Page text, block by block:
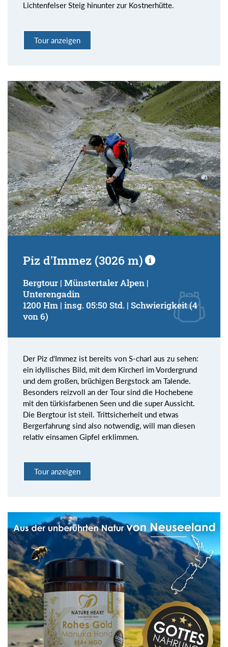
Lichtenfelser Steig hinunter zur Kostnerhütte.
Tour anzeigen
Piz d'Immez (3026 m)
Bergtour | Münstertaler Alpen |
Unterengadin
1200 Hm | insg. 05:50 Std. | Schwierigkeit (4
von 6)
Der Piz d'Immez ist bereits von S-charl aus zu sehen:
ein idyllisches Bild, mit dem Kircherl im Vordergrund
und dem großen, brüchigen Bergstock am Talende.
Besonders reizvoll an der Tour sind die Hochebene
mit den türkisfarbenen Seen und die super Aussicht.
Die Bergtour ist steil. Trittsicherheit und etwas
Bergerfahrung sind also notwendig, will man diesen
relativ einsamen Gipfel erklimmen.
Tour anzeigen